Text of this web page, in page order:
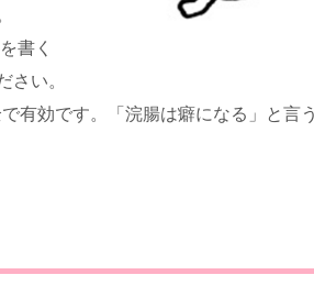
書く
さい。
有効です。「浣腸は癖になる」と言